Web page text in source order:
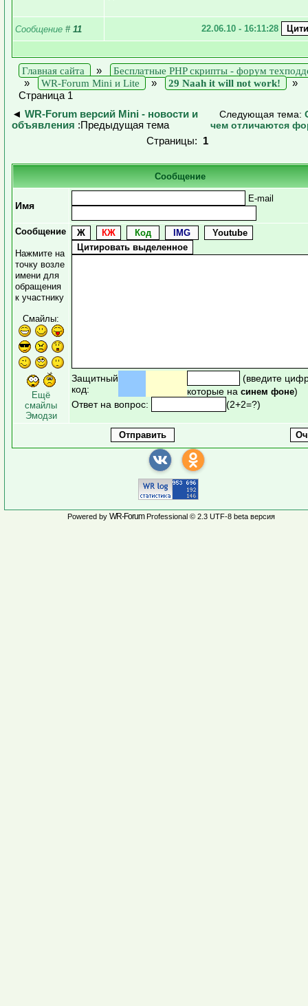
Сообщение # 11 22.06.10 - 16:11:28
Главная сайта »
Бесплатные PHP скрипты - форум
»
WR-Forum Mini и Lite » 29 Naah it will not work!
»
Страница 1
◄ WR-Forum версий Mini - новости и
объявления :Предыдущая тема
Следующая тема:
чем отличаются
Страницы: 1
Сообщение
Имя
E-mail
Сообщение
Нажмите на
точку возле
имени для
обращения
к участнику
Смайлы:
Ещё
смайлы
Эмодзи
Защитный
код:
(введите
которые на синем фоне)
Ответ на вопрос:
(2+2=?)
Powered by WR-ForumProfessional © 2.3 UTF-8 beta версия